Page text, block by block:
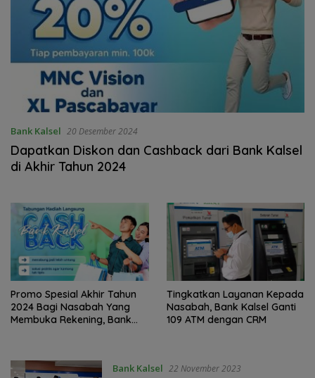
Bank Kalsel 20 Desember 2024
Dapatkan Diskon dan Cashback dari Bank Kalsel
di Akhir Tahun 2024
Promo Spesial Akhir Tahun
2024 Bagi Nasabah Yang
Membuka Rekening, Bank
Tingkatkan Layanan Kepada
Nasabah, Bank Kalsel Ganti
109 ATM dengan CRM
Bank Kalsel 22 November 2023